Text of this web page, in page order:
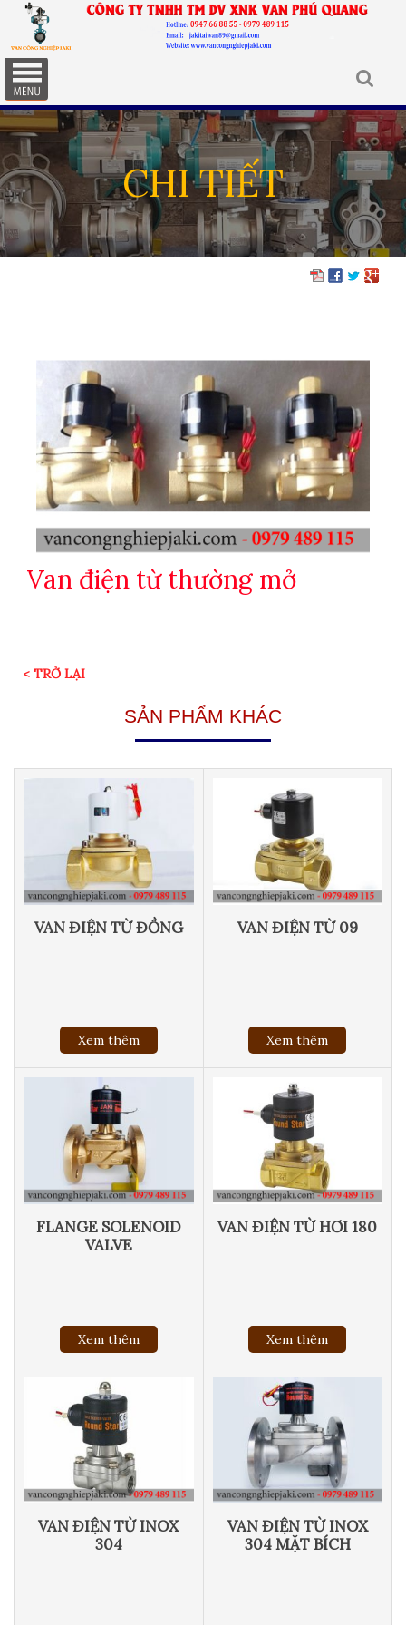
CHI TIẾT
Van điện từ thường mở
< TRỞ LẠI
SẢN PHẨM KHÁC
VAN ĐIỆN TỪ ĐỒNG
Xem thêm
VAN ĐIỆN TỪ 09
Xem thêm
FLANGE SOLENOID
VALVE
Xem thêm
VAN ĐIỆN TỪ HƠI 180
Xem thêm
VAN ĐIỆN TỪ INOX
304
VAN ĐIỆN TỪ INOX
304 MẶT BÍCH